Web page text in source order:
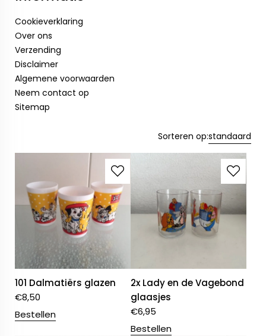
Cookieverklaring
Over ons
Verzending
Disclaimer
Algemene voorwaarden
Neem contact op
Sitemap
Sorteren op:standaard
101 Dalmatiërs glazen
€8,50
Bestellen
2x Lady en de Vagebond
glaasjes
€6,95
Bestellen